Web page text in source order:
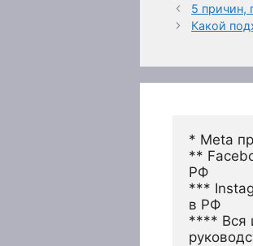
5 причин,
Какой
* Meta
**
РФ
***
в РФ
**** Вся